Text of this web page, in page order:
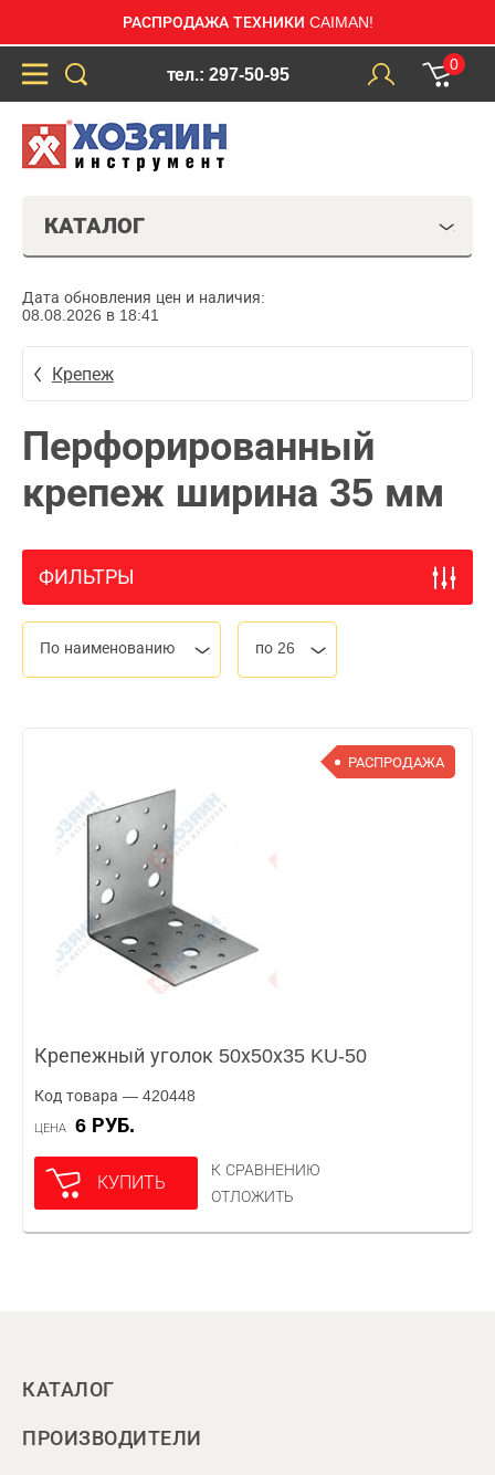
РАСПРОДАЖА ТЕХНИКИ CAIMAN!
тел.: 297-50-95
0
КАТАЛОГ
Дата обновления цен и наличия:
08.08.2026 в 18:41
Крепеж
Перфорированный
крепеж ширина 35 мм
ФИЛЬТРЫ
По наименованию по 26
РАСПРОДАЖА
Крепежный уголок 50х50х35 KU-50
Код товара — 420448
ЦЕНА 6 РУБ.
КУПИТЬ
К СРАВНЕНИЮ
ОТЛОЖИТЬ
КАТАЛОГ
ПРОИЗВОДИТЕЛИ